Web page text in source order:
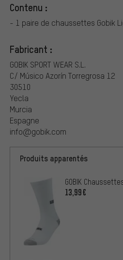
Contenu :
- 1 paire de chaussettes Gobik
Fabricant :
GOBIK SPORT WEAR S.L.
C/ Músico Azorín Torregrosa 12
30510
Yecla
Murcia
Espagne
info@gobik.com
Produits apparentés
GOBIK
13,99€